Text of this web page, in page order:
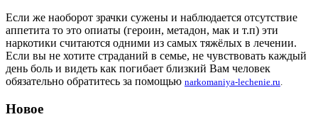
Если же наоборот зрачки сужены и наблюдается отсутствие
аппетита то это опиаты (героин, метадон, мак и т.п) эти
наркотики считаются одними из самых тяжёлых в лечении.
Если вы не хотите страданий в семье, не чувствовать каждый
день боль и видеть как погибает близкий Вам человек
обязательно обратитесь за помощью narkomaniya-lechenie.ru.
Новое